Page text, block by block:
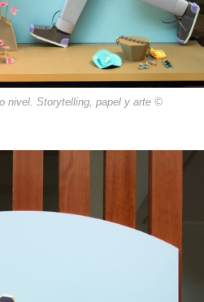
nivel. Storytelling, papel y arte ©